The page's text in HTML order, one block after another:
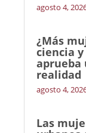
agosto 4,
¿Más
ciencia
aprueba
realidad
agosto 4,
Las